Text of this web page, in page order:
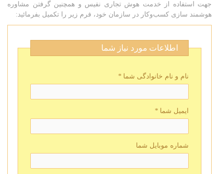
جهت استفاده از خدمت هوش تجاری نفیس و همچنین گرفتن مشاوره
هوشمند سازی کسب‌وکار در سازمان خود، فرم زیر را تکمیل بفرمائید:
اطلاعات مورد نیاز شما
نام و نام خانوادگی شما *
ایمیل شما *
شماره موبایل شما